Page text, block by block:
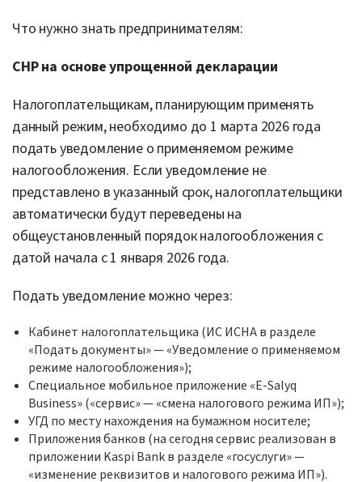
Что нужно знать предпринимателям:
СНР на основе упрощенной декларации
Налогоплательщикам, планирующим применять
данный режим, необходимо до 1 марта 2026 года
подать уведомление о применяемом режиме
налогообложения. Если уведомление не
представлено в указанный срок, налогоплательщики
автоматически будут переведены на
общеустановленный порядок налогообложения с
датой начала с 1 января 2026 года.
Подать уведомление можно через:
Кабинет налогоплательщика (ИС ИСНА в разделе
«Подать документы» — «Уведомление о применяемом
режиме налогообложения»);
Специальное мобильное приложение «E-Salyq
Business» («сервис» — «смена налогового режима ИП»);
УГД по месту нахождения на бумажном носителе;
Приложения банков (на сегодня сервис реализован в
приложении Kaspi Bank в разделе «госуслуги» —
«изменение реквизитов и налогового режима ИП»).